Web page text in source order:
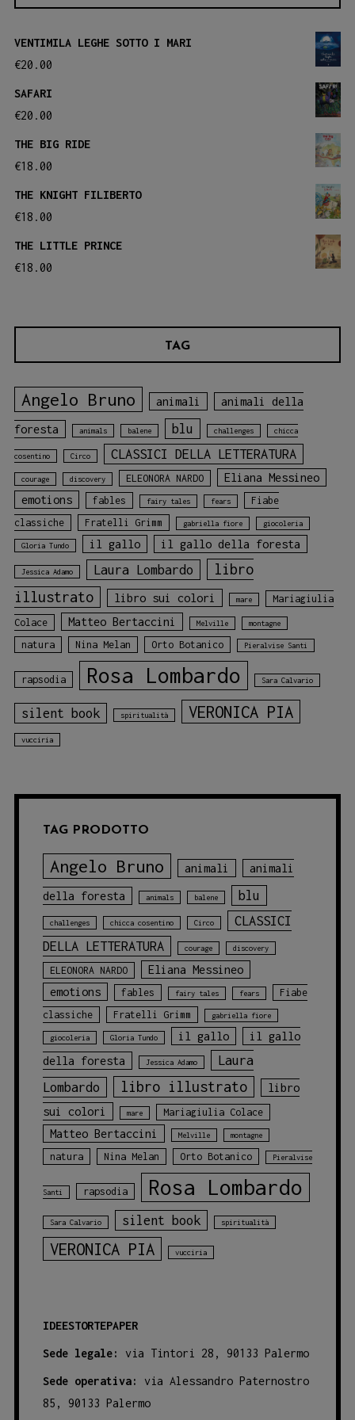
Le
prodotto
Le
VENTIMILA LEGHE SOTTO I MARI
€20.00
SAFARI
€20.00
THE BIG RIDE
€18.00
THE KNIGHT FILIBERTO
€18.00
THE LITTLE PRINCE
€18.00
TAG
Angelo Bruno animali animali della
foresta animals balene blu challenges chicca
cosentino Circo CLASSICI DELLA LETTERATURA
courage discovery ELEONORA NARDO
Eliana Messineo
emotions
fables fairy tales fears
Fiabe
classiche
Fratelli Grimm gabriella fiore giocoleria
Gloria Tundo il gallo il gallo della foresta
Jessica Adamo Laura Lombardo
libro
illustrato
libro sui colori mare
Mariagiulia
Colace
Matteo Bertaccini Melville montagne
natura Nina Melan Orto Botanico Pieralvise Santi
rapsodia Rosa Lombardo Sara Calvario
silent book spiritualità VERONICA PIA
vucciria
TAG PRODOTTO
Angelo Bruno animali animali
della foresta animals balene blu
challenges chicca cosentino Circo
CLASSICI
DELLA LETTERATURA
courage discovery
ELEONORA NARDO
Eliana Messineo
emotions
fables fairy tales fears
Fiabe
classiche
Fratelli Grimm gabriella fiore
giocoleria Gloria Tundo il gallo
il gallo
della foresta
Jessica Adamo
Laura
Lombardo
libro illustrato
libro
sui colori
mare Mariagiulia Colace
Matteo Bertaccini Melville montagne
natura Nina Melan Orto Botanico Pieralvise
Santi rapsodia Rosa Lombardo
Sara Calvario silent book spiritualità
VERONICA PIA vucciria
IDEESTORTEPAPER
Sede legale: via Tintori 28, 90133 Palermo
Sede operativa:
via Alessandro Paternostro
85, 90133 Palermo